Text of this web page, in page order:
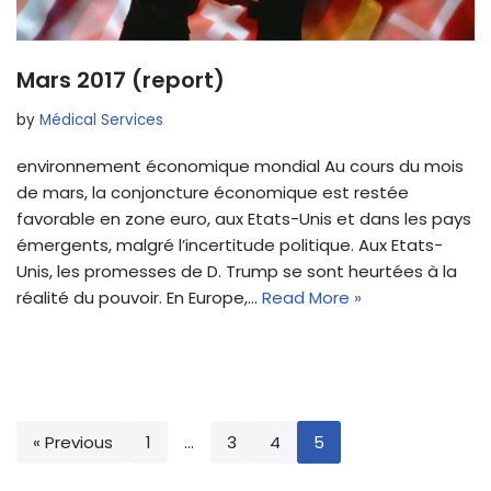
Mars 2017 (report)
by Médical Services
environnement économique mondial Au cours du mois
de mars, la conjoncture économique est restée
favorable en zone euro, aux Etats-Unis et dans les pays
émergents, malgré l’incertitude politique. Aux Etats-
Unis, les promesses de D. Trump se sont heurtées à la
réalité du pouvoir. En Europe,… Read More »
« Previous 1 … 3 4 5